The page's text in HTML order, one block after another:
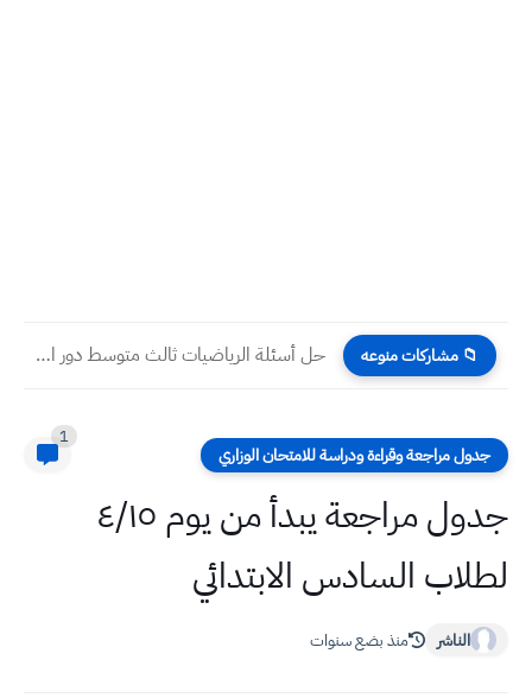
📁 مشاركات منوعه حل أسئلة الرياضيات ثالث متوسط دور اول 2024
جدول مراجعة وقراءة ودراسة للامتحان الوزاري
1
جدول مراجعة يبدأ من يوم ٤/١٥
لطلاب السادس الابتدائي
الناشر منذ بضع سنوات